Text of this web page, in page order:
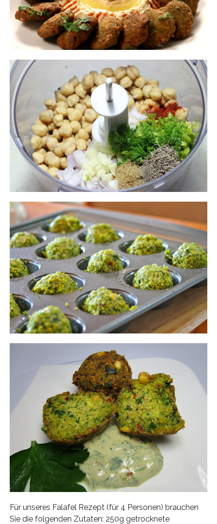
Für unseres Falafel Rezept (für 4 Personen) brauchen
Sie die folgenden Zutaten: 250g getrocknete